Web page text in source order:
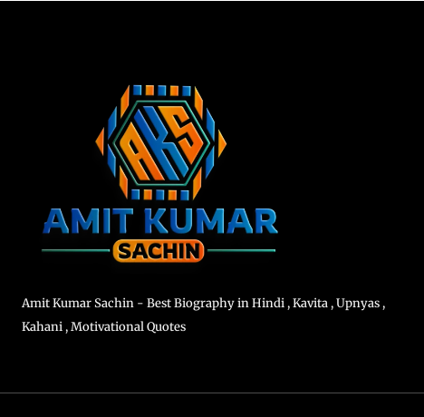
Amit Kumar Sachin - Best Biography in Hindi , Kavita , Upnyas ,
Kahani , Motivational Quotes